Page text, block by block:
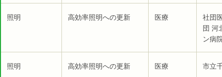
照明 高効率照明への更新 医療
社団
団 河
ン病
照明 高効率照明への更新 医療 市立